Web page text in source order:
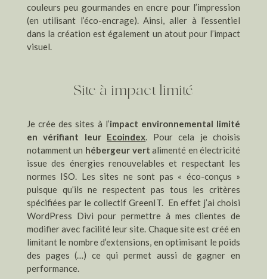
couleurs peu gourmandes en encre pour l’impression
(en utilisant l’éco-encrage). Ainsi, aller à l’essentiel
dans la création est également un atout pour l’impact
visuel.
Site à impact limité
Je crée des sites à l’impact environnemental limité
en vérifiant leur Ecoindex. Pour cela je choisis
notamment un hébergeur vert alimenté en électricité
issue des énergies renouvelables et respectant les
normes ISO. Les sites ne sont pas « éco-conçus »
puisque qu’ils ne respectent pas tous les critères
spécifiées par le collectif GreenIT. En effet j’ai choisi
WordPress Divi pour permettre à mes clientes de
modifier avec facilité leur site. Chaque site est créé en
limitant le nombre d’extensions, en optimisant le poids
des pages (…) ce qui permet aussi de gagner en
performance.